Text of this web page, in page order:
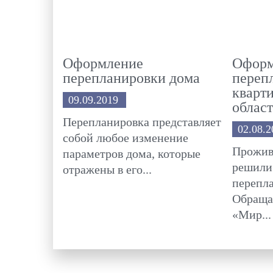
Оформление
перепланировки дома
09.09.2019
Перепланировка представляет
собой любое изменение
параметров дома, которые
отражены в его...
решили
«Мир...